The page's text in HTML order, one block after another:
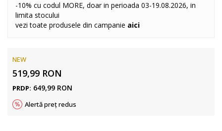
-10% cu codul MORE, doar in perioada 03-19.08.2026, in
limita stocului
vezi toate produsele din campanie aici
NEW
519,99 RON
PRDP: 649,99 RON
Alertă preț redus